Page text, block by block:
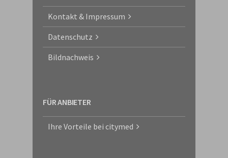
Kontakt & Impressum
Datenschutz
Bildnachweis
FÜR ANBIETER
Ihre Vorteile bei citymed